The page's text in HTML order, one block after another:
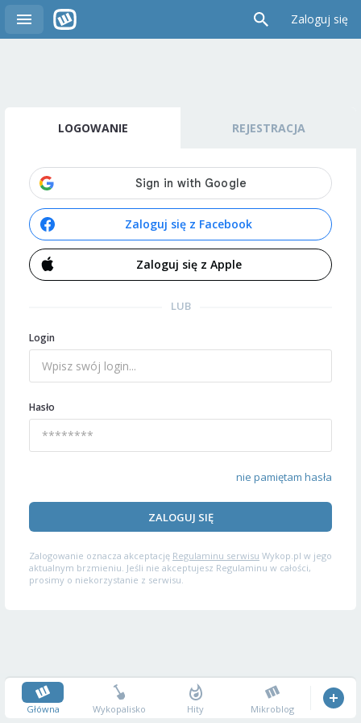
Zaloguj się
LOGOWANIE REJESTRACJA
Zaloguj się z Facebook
Zaloguj się z Apple
LUB
Login
Hasło
nie pamiętam hasła
ZALOGUJ SIĘ
Zalogowanie oznacza akceptację Regulaminu serwisu Wykop.pl w jego
aktualnym brzmieniu. Jeśli nie akceptujesz Regulaminu w całości,
prosimy o niekorzystanie z serwisu.
Główna Wykopalisko Hity Mikroblog